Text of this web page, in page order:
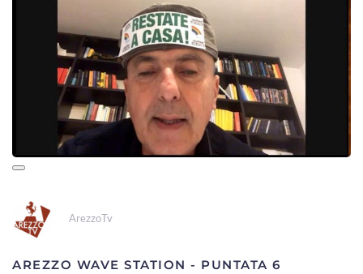
ArezzoTv
AREZZO WAVE STATION - PUNTATA 6